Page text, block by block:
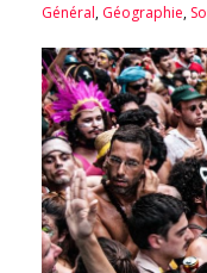
Général, Géographie,